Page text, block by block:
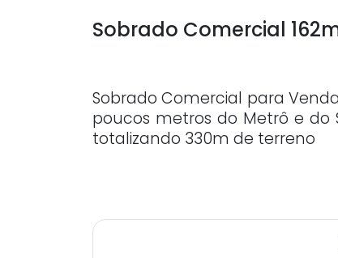
Sobrado Comercial
Sobrado Comercial para
poucos metros do Metrô e do
totalizando 330m de terreno